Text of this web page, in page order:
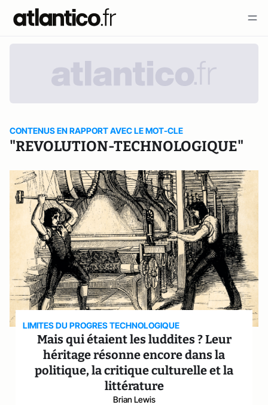
CONTENUS EN RAPPORT AVEC LE MOT-CLE
"REVOLUTION-TECHNOLOGIQUE"
LIMITES DU PROGRES TECHNOLOGIQUE
Mais qui étaient les luddites ? Leur
héritage résonne encore dans la
politique, la critique culturelle et la
littérature
Brian Lewis